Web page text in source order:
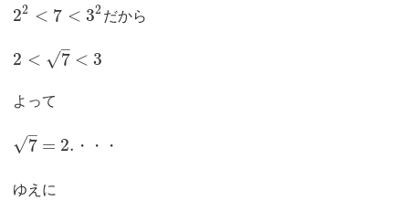
22 < 7 < 32 だから
2 < 7
–
√ < 3
よって
7
–
√ = 2. ・・・
ゆえに